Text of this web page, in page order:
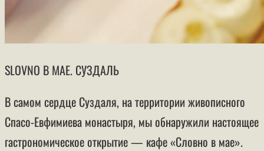
SLOVNO В МАЕ. СУЗДАЛЬ
В самом сердце Суздаля, на территории живописного
Спасо-Евфимиева монастыря, мы обнаружили настоящее
гастрономическое открытие — кафе «Словно в мае».